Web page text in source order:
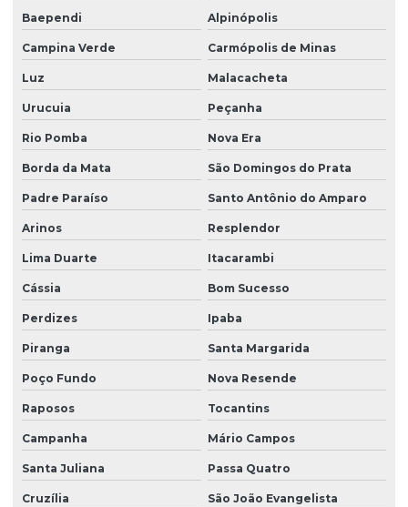
Baependi Alpinópolis
Campina Verde Carmópolis de Minas
Luz Malacacheta
Urucuia Peçanha
Rio Pomba Nova Era
Borda da Mata São Domingos do Prata
Padre Paraíso Santo Antônio do Amparo
Arinos Resplendor
Lima Duarte Itacarambi
Cássia Bom Sucesso
Perdizes Ipaba
Piranga Santa Margarida
Poço Fundo Nova Resende
Raposos Tocantins
Campanha Mário Campos
Santa Juliana Passa Quatro
Cruzília São João Evangelista